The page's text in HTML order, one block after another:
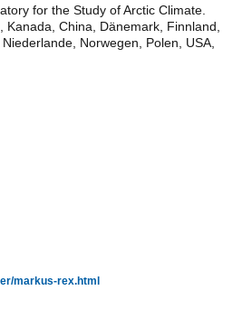
for the Study of Arctic Climate.
China, Dänemark, Finnland,
Norwegen, Polen, USA,
markus-rex.html